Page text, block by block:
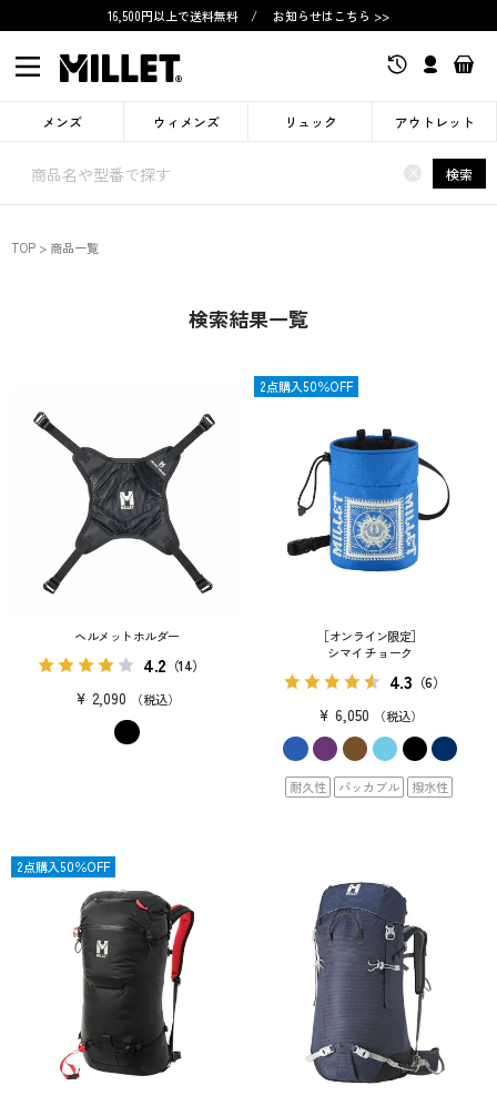
16,500円以上で送料無料 / お知らせはこちら >>
メンズ ウィメンズ リュック アウトレット
× 検索
TOP 商品一覧
検索結果一覧
ヘルメットホルダー
4.2 （14）
¥ 2,090 税込
［オンライン限定］
シマイ チョーク
4.3 （6）
¥ 6,050 税込
限定
耐久性 パッカブル 撥水性
2点購入50％OFF
OUTLET
2点購入50％OFF